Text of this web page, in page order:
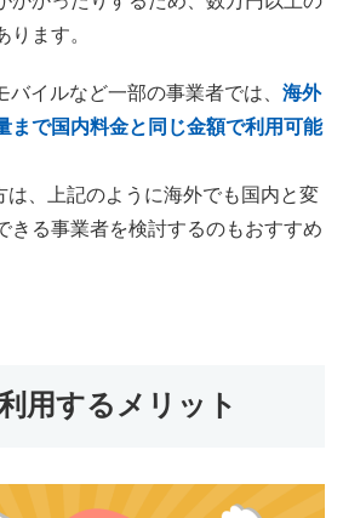
ります。
バイルなど一部の事業者では、 海外
まで国内料金と同じ金額で利用可能
は、上記のように海外でも国内と変
きる事業者を検討するのもおすすめ
用するメリット